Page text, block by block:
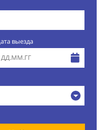
выезда